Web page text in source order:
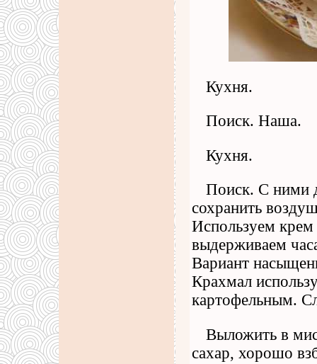
Кухня.
Поиск. Наша.
Кухня.
Поиск. С ними
сохранить
Используем крем
выдерживаем
Вариант
Крахмал
картофельным.
Выложить в
сахар, хорошо